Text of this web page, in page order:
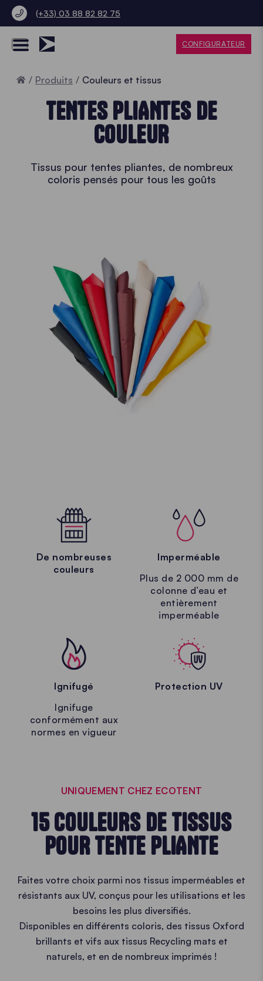
(+33) 03 88 82 82 75
CONFIGURATEUR
Accueil
Produits Couleurs et tissus
TENTES PLIANTES DE
COULEUR
Tissus pour tentes pliantes, de nombreux
coloris pensés pour tous les goûts
De nombreuses
couleurs
Imperméable
Plus de 2 000 mm de
colonne d’eau et
entièrement
imperméable
Ignifugé
Ignifuge
conformément aux
normes en vigueur
Protection UV
UNIQUEMENT CHEZ ECOTENT
15 COULEURS DE TISSUS
POUR TENTE PLIANTE
Faites votre choix parmi nos tissus imperméables et
résistants aux UV, conçus pour les utilisations et les
besoins les plus diversifiés.
Disponibles en différents coloris, des tissus Oxford
brillants et vifs aux tissus Recycling mats et
naturels, et en de nombreux imprimés !